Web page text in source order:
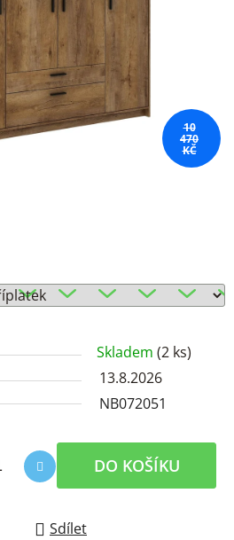
Skladem (2 ks)
13.8.2026
NB072051
DO KOŠÍKU
Sdílet
10
470
KČ